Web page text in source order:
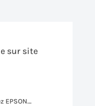
sur site
EPSON…